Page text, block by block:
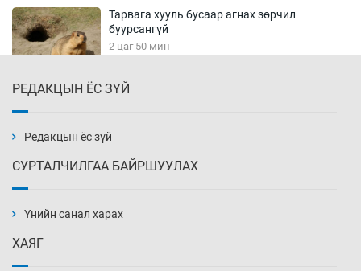
Тарвага хууль бусаар агнах зөрчил
буурсангүй
2 цаг 50 мин
3 цаг 20 мин
3 цаг 50 мин
РЕДАКЦЫН ЁС ЗҮЙ
Редакцын ёс зүй
СУРТАЛЧИЛГАА БАЙРШУУЛАХ
Үнийн санал харах
ХАЯГ